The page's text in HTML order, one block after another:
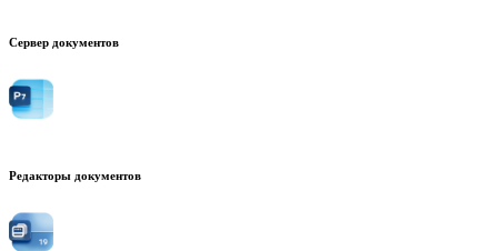
Сервер документов
Редакторы документов